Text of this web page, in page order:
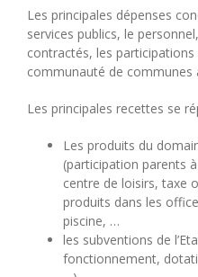
Les principales dépenses
services publics, le
contractés, les
communauté de communes
Les principales recettes se
Les produits du
(participation parents
centre de loisirs, taxe
produits dans les
piscine, …
les subventions de
fonctionnement,